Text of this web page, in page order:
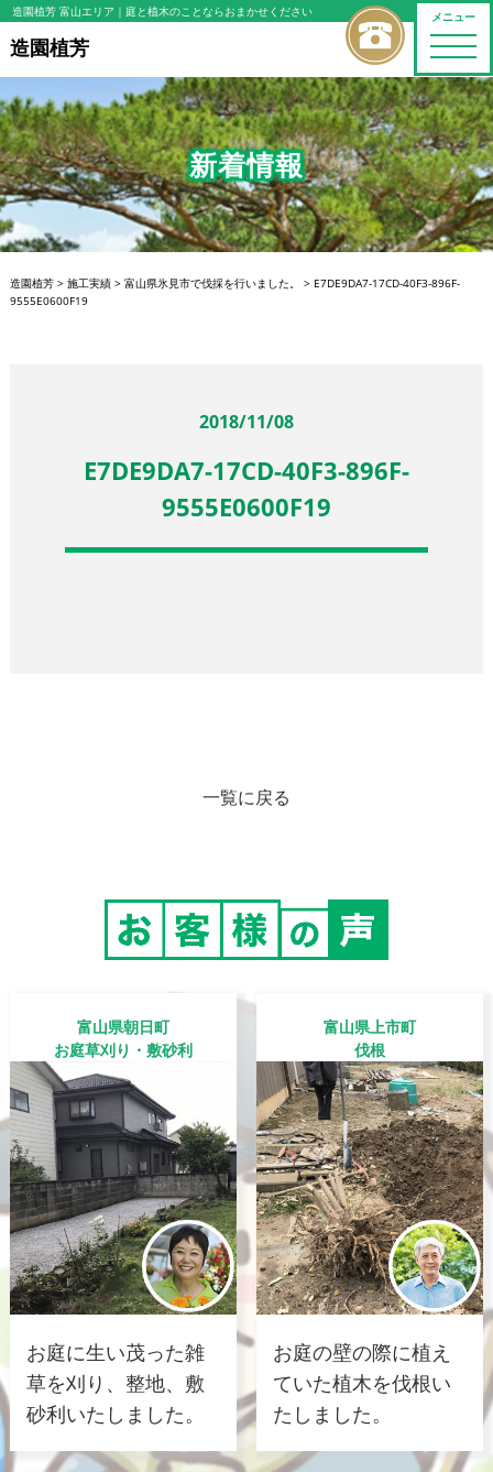
メニュー
toggle
造園植芳 富山エリア ｜庭と植木のことならおまかせください
造園植芳
新着情報
造園植芳> 施工実績> 富山県氷見市で伐採を行いました。 > E7DE9DA7-17CD-40F3-896F-
9555E0600F19
2018/11/08
E7DE9DA7-17CD-40F3-896F-
9555E0600F19
一覧に戻る
富山県朝日町
お庭草刈り・敷砂利
お庭に生い茂った雑
草を刈り、整地、敷
砂利いたしました。
富山県上市町
伐根
お庭の壁の際に植え
ていた植木を伐根い
たしました。